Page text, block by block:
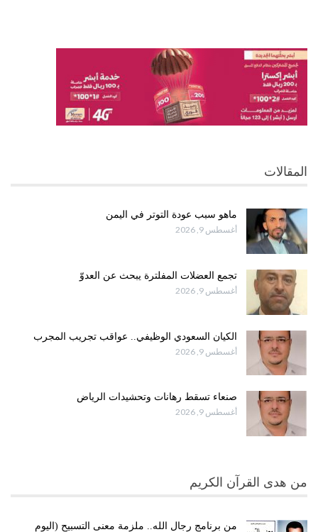
المقالات
ماهو سبب عودة التوتر في اليمن
أغسطس 9, 2026
تجمع العضلات المفلترة يبحث عن العدوّ
أغسطس 9, 2026
الكيان السعودي الوظيفي.. عواقب تجريب المجرب
أغسطس 9, 2026
صنعاء تسقط رهانات وتحشيدات الرياض
أغسطس 9, 2026
من هدى القرآن الكريم
من برنامج رجال الله.. ملزمة معنى التسبيح (اليوم